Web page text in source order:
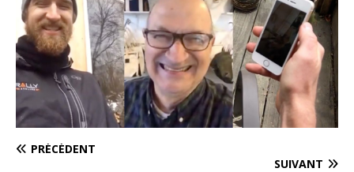
PRÉCÉDENT
SUIVANT